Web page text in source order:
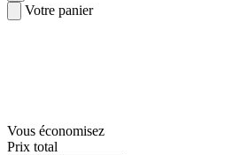
Votre panier
Vous économisez
Prix total